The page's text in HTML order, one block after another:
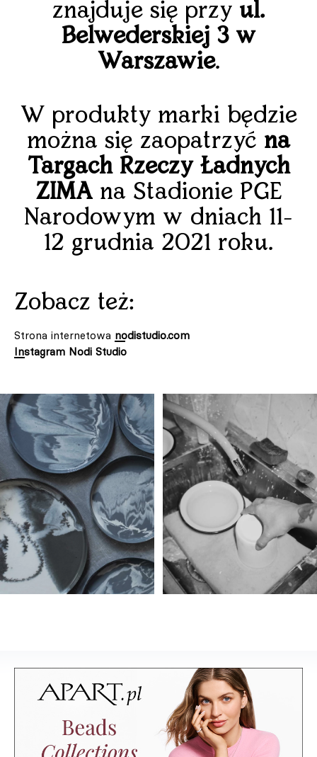
znajduje się przy ul.
Belwederskiej 3 w
Warszawie.
W produkty marki będzie
można się zaopatrzyć na
Targach Rzeczy Ładnych
ZIMAna Stadionie PGE
Narodowym w dniach 11-
12 grudnia 2021 roku.
Zobacz też:
Strona internetowa nodistudio.com
Instagram Nodi Studio